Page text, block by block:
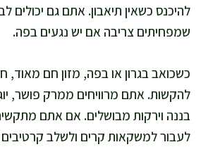
להיכנס כשאין תיאבון. אתם גם יכולים
שמפחיתים צריבה אם יש נגעים בפה.
כשכואב בגרון או בפה, מזון חם מאוד,
להקשות. אתם מרוויחים ממרק פושר,
בננה וירקות מבושלים. אם אתם
לעבור למשקאות קרים ולשלב קרטיבים